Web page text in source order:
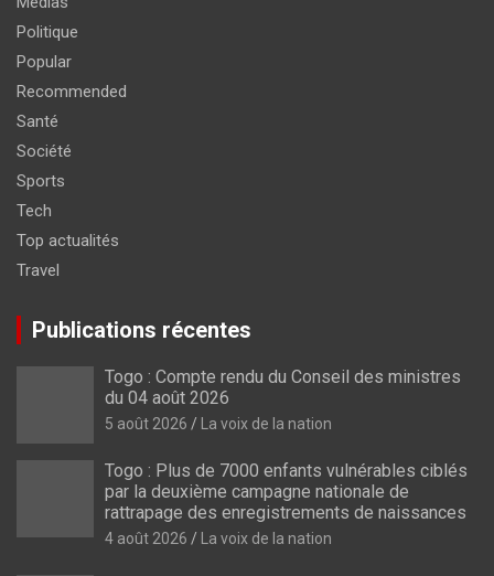
Politique
Popular
Recommended
Santé
Société
Sports
Tech
Top actualités
Travel
Publications récentes
Togo : Compte rendu du Conseil des ministres
du 04 août 2026
5 août 2026 La voix de la nation
Togo : Plus de 7000 enfants vulnérables ciblés
par la deuxième campagne nationale de
rattrapage des enregistrements de naissances
4 août 2026 La voix de la nation